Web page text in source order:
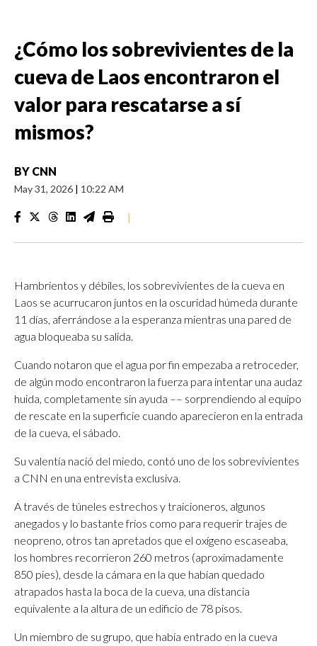
¿Cómo los sobrevivientes de la
cueva de Laos encontraron el
valor para rescatarse a sí
mismos?
BY CNN
May 31, 2026 | 10:22 AM
|
Hambrientos y débiles, los sobrevivientes de la cueva en
Laos se acurrucaron juntos en la oscuridad húmeda durante
11 días, aferrándose a la esperanza mientras una pared de
agua bloqueaba su salida.
Cuando notaron que el agua por fin empezaba a retroceder,
de algún modo encontraron la fuerza para intentar una audaz
huida, completamente sin ayuda –– sorprendiendo al equipo
de rescate en la superficie cuando aparecieron en la entrada
de la cueva, el sábado.
Su valentía nació del miedo, contó uno de los sobrevivientes
a CNN en una entrevista exclusiva.
A través de túneles estrechos y traicioneros, algunos
anegados y lo bastante fríos como para requerir trajes de
neopreno, otros tan apretados que el oxígeno escaseaba,
los hombres recorrieron 260 metros (aproximadamente
850 pies), desde la cámara en la que habían quedado
atrapados hasta la boca de la cueva, una distancia
equivalente a la altura de un edificio de 78 pisos.
Un miembro de su grupo, que había entrado en la cueva